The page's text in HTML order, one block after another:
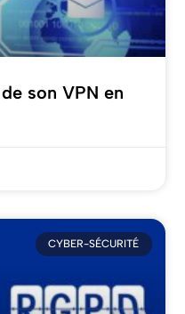
son VPN en
CYBER-SÉCURITÉ